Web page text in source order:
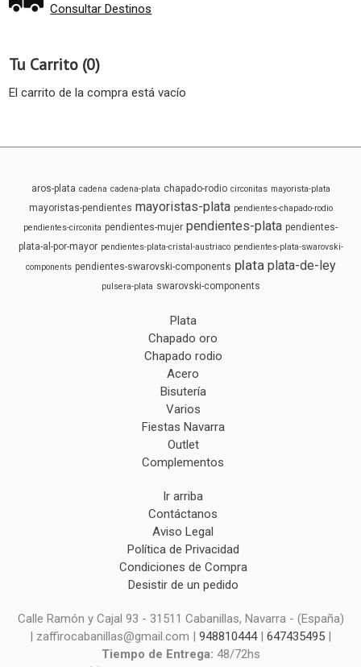
Consultar Destinos
Tu Carrito (0)
El carrito de la compra está vacío
aros-plata cadena cadena-plata chapado-rodio circonitas mayorista-plata
mayoristas-pendientes mayoristas-plata pendientes-chapado-rodio
pendientes-circonita pendientes-mujer pendientes-plata pendientes-
plata-al-por-mayor pendientes-plata-cristal-austriaco pendientes-plata-swarovski-
components pendientes-swarovski-components plata plata-de-ley
pulsera-plata swarovski-components
Plata
Chapado oro
Chapado rodio
Acero
Bisutería
Varios
Fiestas Navarra
Outlet
Complementos
Ir arriba
Contáctanos
Aviso Legal
Política de Privacidad
Condiciones de Compra
Desistir de un pedido
Calle Ramón y Cajal 93 - 31511 Cabanillas, Navarra - (España)
| zaffirocabanillas@gmail.com | 948810444| 647435495 |
Tiempo de Entrega: 48/72hs